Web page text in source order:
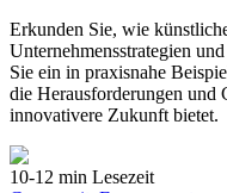
Erkunden Sie, wie
Unternehmensstrategien
Sie ein in praxisnahe
die Herausforderungen und
innovativere Zukunft bietet.
10-12 min Lesezeit